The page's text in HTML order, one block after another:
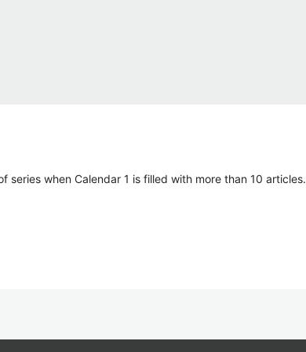
series when Calendar 1 is filled with more than 10 articles.